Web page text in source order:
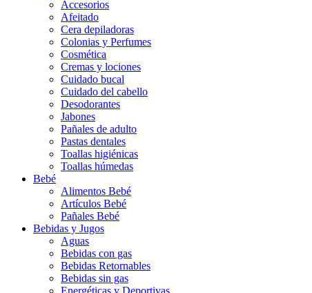
Accesorios
Afeitado
Cera depiladoras
Colonias y Perfumes
Cosmética
Cremas y lociones
Cuidado bucal
Cuidado del cabello
Desodorantes
Jabones
Pañales de adulto
Pastas dentales
Toallas higiénicas
Toallas húmedas
Bebé
Alimentos Bebé
Artículos Bebé
Pañales Bebé
Bebidas y Jugos
Aguas
Bebidas con gas
Bebidas Retornables
Bebidas sin gas
Energéticas y Deportivas